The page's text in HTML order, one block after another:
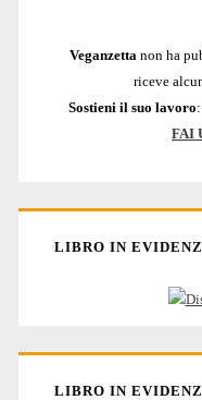
Veganzetta non ha
riceve
Sostieni il suo lavoro
FAI
LIBRO IN
LIBRO IN